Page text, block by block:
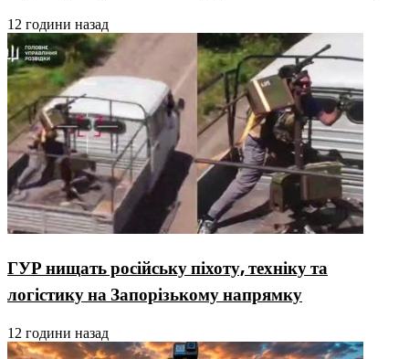
12 години назад
ГУР нищать російську піхоту, техніку та
логістику на Запорізькому напрямку
12 години назад